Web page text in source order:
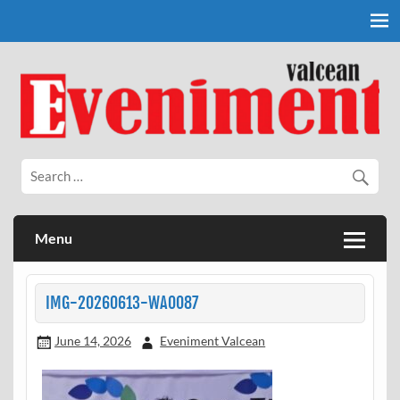
Eveniment Valcean
Menu
IMG-20260613-WA0087
June 14, 2026 Eveniment Valcean